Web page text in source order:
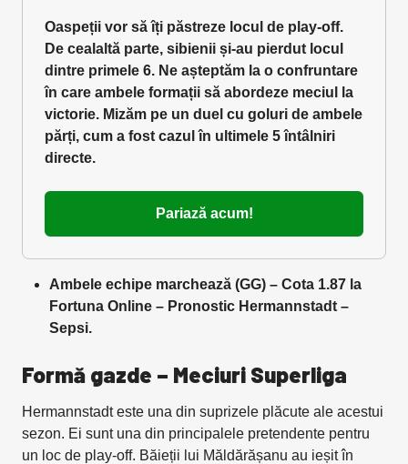
Oaspeții vor să îți păstreze locul de play-off.
De cealaltă parte, sibienii și-au pierdut locul
dintre primele 6. Ne așteptăm la o confruntare
în care ambele formații să abordeze meciul la
victorie. Mizăm pe un duel cu goluri de ambele
părți, cum a fost cazul în ultimele 5 întâlniri
directe.
Pariază acum!
Ambele echipe marchează (GG) – Cota 1.87 la
Fortuna Online – Pronostic Hermannstadt –
Sepsi.
Formă gazde – Meciuri Superliga
Hermannstadt este una din suprizele plăcute ale acestui
sezon. Ei sunt una din principalele pretendente pentru
un loc de play-off. Băieții lui Măldărășanu au ieșit în